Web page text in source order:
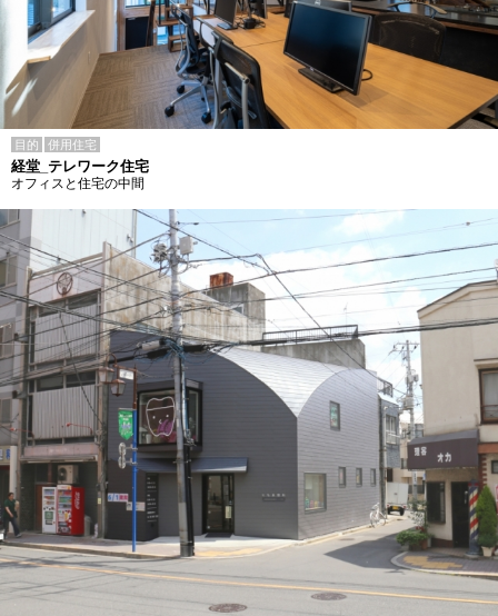
目的 併用住宅
経堂_テレワーク住宅
オフィスと住宅の中間